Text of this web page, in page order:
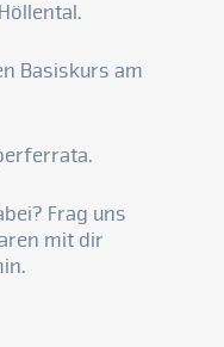
Basiskurs am
Frag uns
mit dir